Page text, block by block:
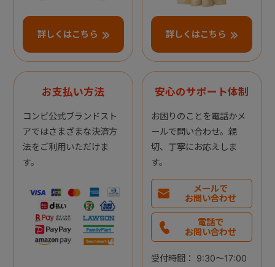
詳しくはこちら 詳しくはこちら
お支払い方法
コンビ公式ブランドスト
アではさまざまな決済方
法をご利用いただけま
す。
安心のサポート体制
お困りのことを電話かメ
ールで問い合わせ。親
切、丁寧にお応えしま
す。
メールで
お問い合わせ
電話で
お問い合わせ
受付時間： 9:30～17:00